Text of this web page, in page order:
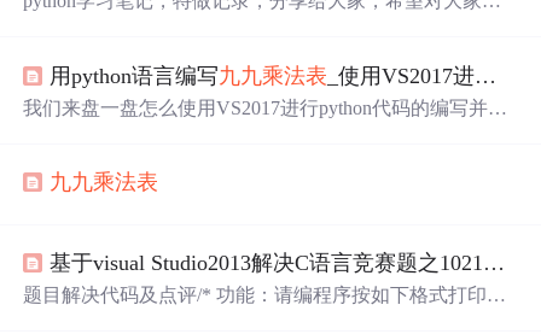
外层控制行的转换，内层控制列的口诀输出，代码如下：
def multiplicationOne(): for i in range(1, 10): for j in range(1, i ...
用python语言编写九九乘法表 _使用VS2017进行Python代码的编写并打印出
我们来盘一盘怎么使用VS2017进行python代码的编写并打
和简单的语法了解即可。具体步骤如下：查看vs2017是否
试查看。总结。1...
九九乘法表
基于visual Studio2013解决C语言竞赛题之1021
九九
题目解决代码及点评/* 功能：请编程序按如下格式打印一